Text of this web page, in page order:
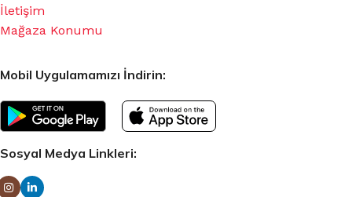
İletişim
Mağaza Konumu
Mobil Uygulamamızı İndirin:
Sosyal Medya Linkleri: